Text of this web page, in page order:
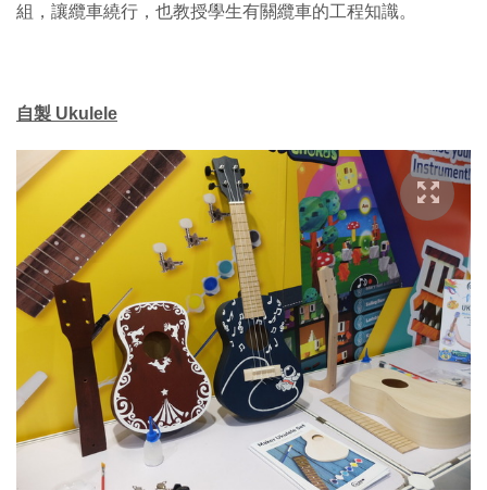
組，讓纜車繞行，也教授學生有關纜車的工程知識。
自製 Ukulele